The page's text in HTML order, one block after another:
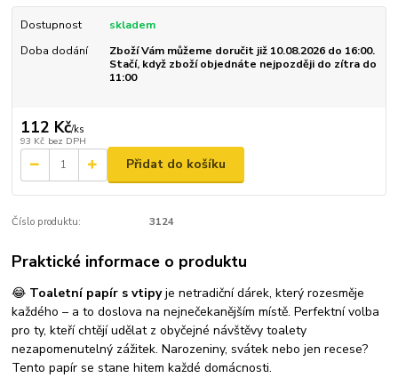
Dostupnost
skladem
Doba dodání
Zboží Vám můžeme doručit již 10.08.2026 do 16:00.
Stačí, když zboží objednáte nejpozději do zítra do
11:00
112 Kč/ks
93 Kč bez DPH
Přidat do košíku
Číslo produktu: 3124
Praktické informace o produktu
😂 Toaletní papír s vtipyje netradiční dárek, který rozesměje
každého – a to doslova na nejnečekanějším místě. Perfektní volba
pro ty, kteří chtějí udělat z obyčejné návštěvy toalety
nezapomenutelný zážitek. Narozeniny, svátek nebo jen recese?
Tento papír se stane hitem každé domácnosti.